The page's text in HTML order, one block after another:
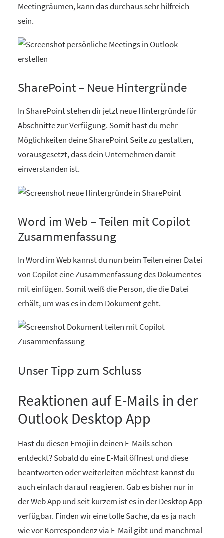
Meetingräumen, kann das durchaus sehr hilfreich
sein.
SharePoint – Neue Hintergründe
In SharePoint stehen dir jetzt neue Hintergründe für
Abschnitte zur Verfügung. Somit hast du mehr
Möglichkeiten deine SharePoint Seite zu gestalten,
vorausgesetzt, dass dein Unternehmen damit
einverstanden ist.
Word im Web – Teilen mit Copilot
Zusammenfassung
In Word im Web kannst du nun beim Teilen einer Datei
von Copilot eine Zusammenfassung des Dokumentes
mit einfügen. Somit weiß die Person, die die Datei
erhält, um was es in dem Dokument geht.
Unser Tipp zum Schluss
Reaktionen auf E-Mails in der
Outlook Desktop App
Hast du diesen Emoji in deinen E-Mails schon
entdeckt? Sobald du eine E-Mail öffnest und diese
beantworten oder weiterleiten möchtest kannst du
auch einfach darauf reagieren. Gab es bisher nur in
der Web App und seit kurzem ist es in der Desktop App
verfügbar. Finden wir eine tolle Sache, da es ja nach
wie vor Korrespondenz via E-Mail gibt und manchmal